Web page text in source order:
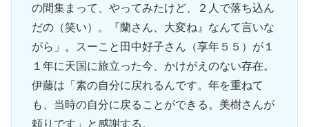
の間集まって、やってみたけど、２人で落ち込ん
だの（笑い）。『蘭さん、大変ね』なんて言いな
がら」。スーこと田中好子さん（享年５５）が１
１年に天国に旅立った今、かけがえのない存在。
伊藤は「素の自分に戻れるんです。年を重ねて
も、当時の自分に戻ることができる。美樹さんが
頼りです」と感謝する。